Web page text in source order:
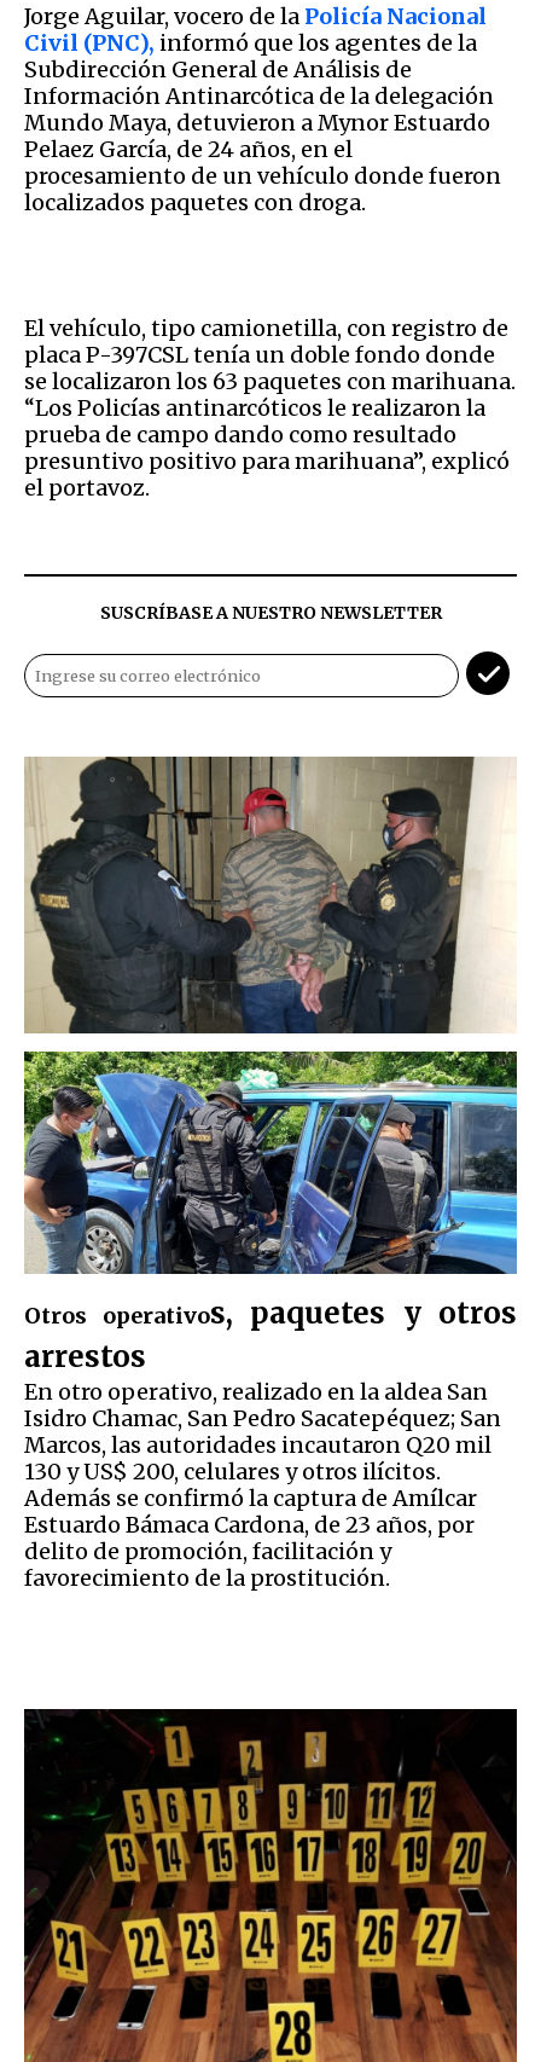
Jorge Aguilar, vocero de la Policía Nacional
Civil (PNC), informó que los agentes de la
Subdirección General de Análisis de
Información Antinarcótica de la delegación
Mundo Maya, detuvieron a Mynor Estuardo
Pelaez García, de 24 años, en el
procesamiento de un vehículo donde fueron
localizados paquetes con droga.
El vehículo, tipo camionetilla, con registro de
placa P-397CSL tenía un doble fondo donde
se localizaron los 63 paquetes con marihuana.
“Los Policías antinarcóticos le realizaron la
prueba de campo dando como resultado
presuntivo positivo para marihuana”, explicó
el portavoz.
SUSCRÍBASE A NUESTRO NEWSLETTER
Otros operativos, paquetes y otros
arrestos
En otro operativo, realizado en la aldea San
Isidro Chamac, San Pedro Sacatepéquez; San
Marcos, las autoridades incautaron Q20 mil
130 y US$ 200, celulares y otros ilícitos.
Además se confirmó la captura de Amílcar
Estuardo Bámaca Cardona, de 23 años, por
delito de promoción, facilitación y
favorecimiento de la prostitución.